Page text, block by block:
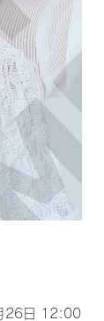
26日 12:00